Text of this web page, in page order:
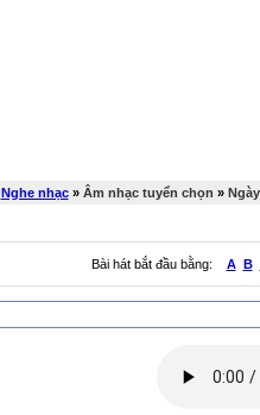
Nghe nhạc» Âm nhạc tuyển chọn »
Bài hát bắt đầu bằng: A B